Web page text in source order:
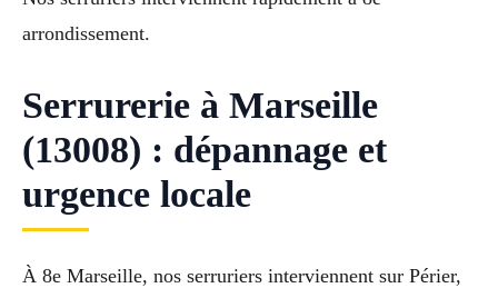
arrondissement.
Serrurerie à Marseille
(13008) : dépannage et
urgence locale
À 8e Marseille, nos serruriers interviennent sur Périer,